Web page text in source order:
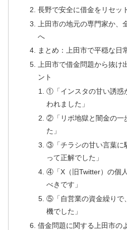
長野で安全に借金をリセッ
上田市の地元の専門家か、
へ
まとめ：上田市で平穏な日
上田市で借金問題から抜け
ント
①「インスタの甘い誘惑
われました」
②「リボ地獄と闇金の一
た」
③「チラシの甘い言葉に
って正解でした」
④「X（旧Twitter）の個
べきです」
⑤「自営業の資金繰りで
機でした」
借金問題に関する上田市の